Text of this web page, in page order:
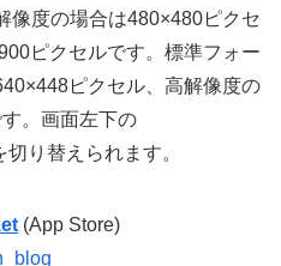
像度の場合は480×480ピクセ
ピクセルです。標準フォー
ピクセル、高解像度の
。画面左下の
り替えられます。
(App Store)